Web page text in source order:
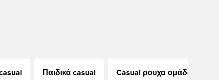
Παιδικά casual Casual ρουχα ομάδων